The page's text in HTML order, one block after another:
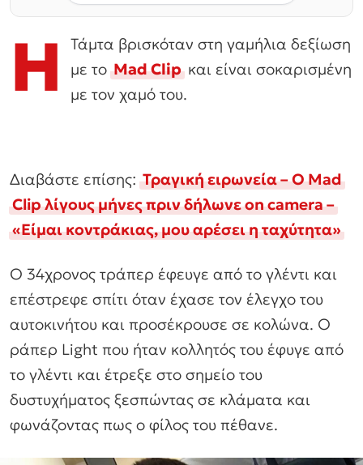
Η
Τάμτα βρισκόταν στη γαμήλια δεξίωση
με τοMad Clipκαι είναι σοκαρισμένη
με τον χαμό του.
Διαβάστε επίσης:Τραγική ειρωνεία – Ο Mad
Clip λίγους μήνες πριν δήλωνε on camera –
«Είμαι κοντράκιας, μου αρέσει η ταχύτητα»
Ο 34χρονος τράπερ έφευγε από το γλέντι και
επέστρεφε σπίτι όταν έχασε τον έλεγχο του
αυτοκινήτου και προσέκρουσε σε κολώνα. Ο
ράπερ Light που ήταν κολλητός του έφυγε από
το γλέντι και έτρεξε στο σημείο του
δυστυχήματος ξεσπώντας σε κλάματα και
φωνάζοντας πως ο φίλος του πέθανε.